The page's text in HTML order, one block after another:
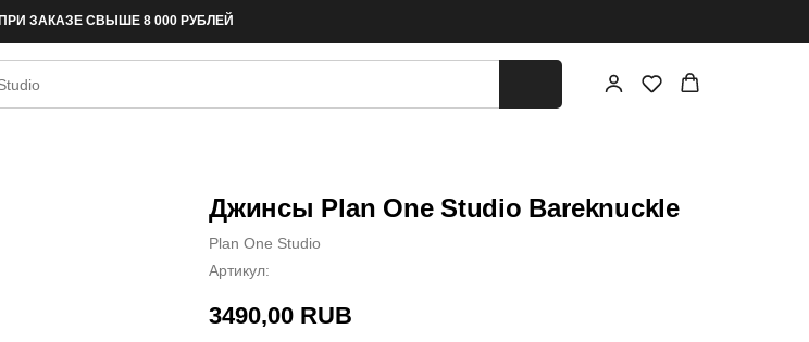
ЗАКАЗЕ СВЫШЕ 8 000 РУБЛЕЙ
Джинсы Plan One Studio Bareknuckle
Plan One Studio
Артикул:
3490,00 RUB